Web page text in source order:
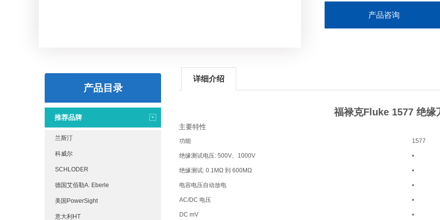
产品咨询
产品目录
推荐品牌
兰斯汀
科威尔
SCHLODER
德国艾佰勒A. Eberle
美国PowerSight
意大利HT
详细介绍
福禄克Fluke 1577 绝缘
主要特性
功能 1577
绝缘测试电压: 500V、1000V •
绝缘测试: 0.1MΩ 到 600MΩ •
电容电压自动放电 •
AC/DC 电压 •
DC mV •